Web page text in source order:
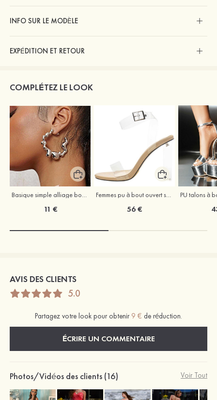
INFO SUR LE MODÈLE
EXPÉDITION ET RETOUR
COMPLÉTEZ LE LOOK
Basique simple alliage boucles d'oreilles
11 €
Femmes pu à bout ouvert sandales escarpins talon bottier outdoor chaussure
56 €
AVIS DES CLIENTS
5.0
Partagez votre look pour obtenir 9 € de réduction.
ÉCRIRE UN COMMENTAIRE
Photos/Vidéos des clients (16) Voir Tout